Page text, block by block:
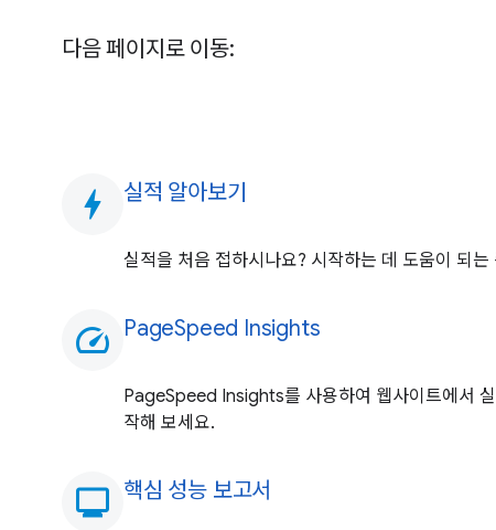
다음 페이지로 이동:
bolt 실적 알아보기
실적을 처음 접하시나요? 시작하는 데 도움이 되
speed PageSpeed Insights
PageSpeed Insights를 사용하여 웹사이트에서
작해 보세요.
monitoring
핵심 성능 보고서